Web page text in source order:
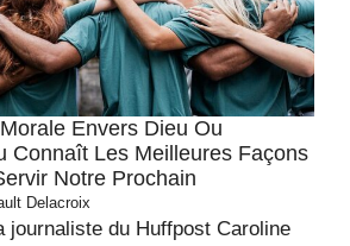
Envers Dieu Ou
Connaît Les Meilleures Façons
Notre Prochain
Delacroix
journaliste du Huffpost Caroline